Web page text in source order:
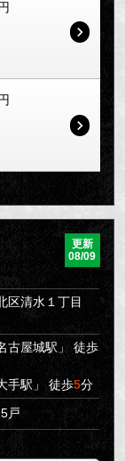
更新
08/09
区清水１丁目
古屋城駅」 徒歩
手駅」 徒歩5分
戸